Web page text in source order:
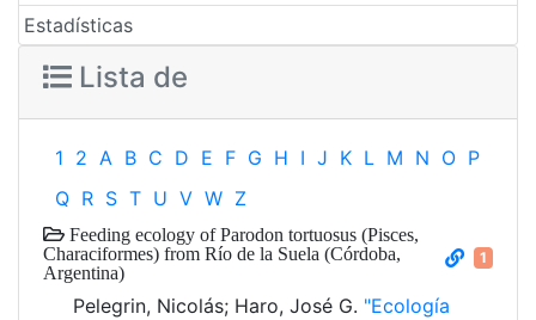
Estadísticas
Lista de
1 2 A B C D E F G H I J K L M N O P
Q R S T U V W Z
Feeding ecology of Parodon tortuosus (Pisces,
Characiformes) from Río de la Suela (Córdoba,
Argentina)
1
Pelegrin, Nicolás; Haro, José G. "Ecología